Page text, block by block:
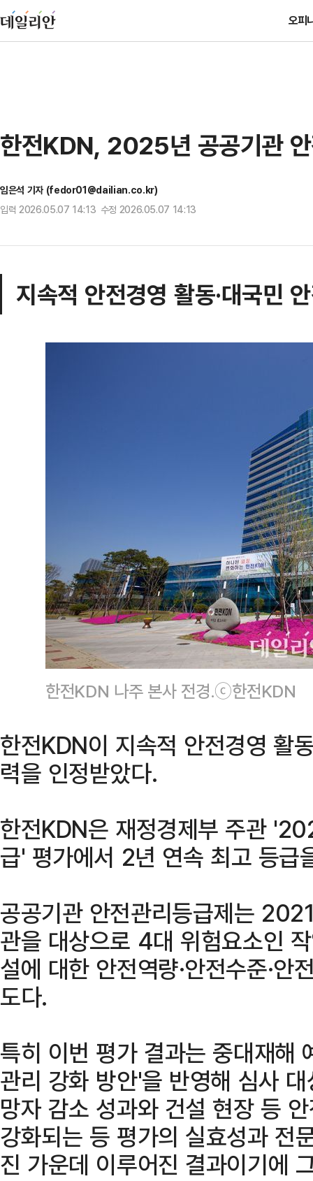
오피
한전KDN, 2025년 공공기관
임은석 기자 (fedor01@dailian.co.kr)
입력 2026.05.07 14:13 수정 2026.05.07 14:13
지속적 안전경영 활동·대국민
한전KDN 나주 본사 전경.ⓒ한전KDN
한전KDN이 지속적 안전경영 활
력을 인정받았다.
한전KDN은 재정경제부 주관
급' 평가에서 2년 연속 최고 등급
공공기관 안전관리등급제는
관을 대상으로 4대 위험요소인 작
설에 대한 안전역량·안전수준·
도다.
특히 이번 평가 결과는 중대재해
관리 강화 방안'을 반영해 심사
망자 감소 성과와 건설 현장 등
강화되는 등 평가의 실효성과 전
진 가운데 이루어진 결과이기에